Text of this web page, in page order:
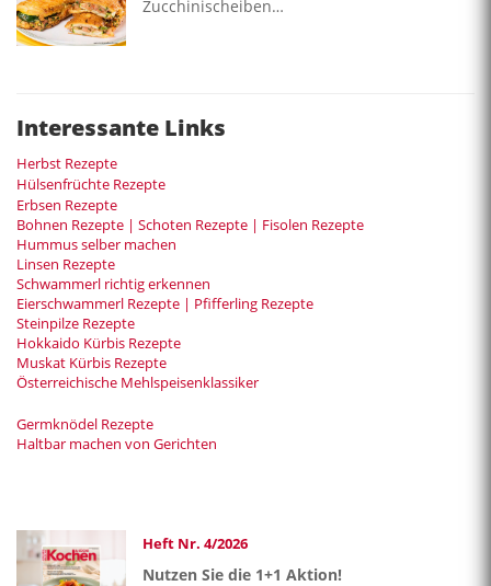
Zucchinischeiben…
Interessante Links
Herbst Rezepte
Hülsenfrüchte Rezepte
Erbsen Rezepte
Bohnen Rezepte | Schoten Rezepte | Fisolen Rezepte
Hummus selber machen
Linsen Rezepte
Schwammerl richtig erkennen
Eierschwammerl Rezepte | Pfifferling Rezepte
Steinpilze Rezepte
Hokkaido Kürbis Rezepte
Muskat Kürbis Rezepte
Österreichische Mehlspeisenklassiker
Germknödel Rezepte
Haltbar machen von Gerichten
Heft Nr. 4/2026
Nutzen Sie die 1+1 Aktion!